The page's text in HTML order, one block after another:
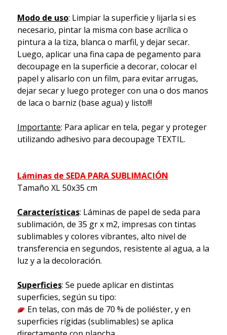
Modo de uso: Limpiar la superficie y lijarla si es
necesario, pintar la misma con base acrílica o
pintura a la tiza, blanca o marfil, y dejar secar.
Luego, aplicar una fina capa de pegamento para
decoupage en la superficie a decorar, colocar el
papel y alisarlo con un film, para evitar arrugas,
dejar secar y luego proteger con una o dos manos
de laca o barniz (base agua) y listo!!!
Importante: Para aplicar en tela, pegar y proteger
utilizando adhesivo para decoupage TEXTIL.
Láminas de SEDA PARA SUBLIMACIÓN
Tamaño XL 50x35 cm
Características: Láminas de papel de seda para
sublimación, de 35 gr x m2, impresas con tintas
sublimables y colores vibrantes, alto nivel de
transferencia en segundos, resistente al agua, a la
luz y a la decoloración.
Superficies: Se puede aplicar en distintas
superficies, según su tipo:
En telas, con más de 70 % de poliéster, y en
superficies rígidas (sublimables) se aplica